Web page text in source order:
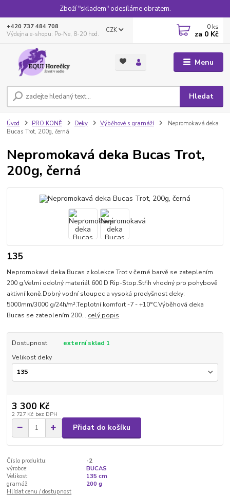
Zboží "skladem" odesíláme obratem.
Menu
CZK
Hledat
+420 737 484 708
Výdejna e-shopu: Po-Ne, 8-20 hod.
0 ks
za 0 Kč
Úvod PRO KONĚ Deky Výběhové s gramáží
Nepromokavá deka
Bucas Trot, 200g, černá
Nepromokavá deka Bucas Trot,
200g, černá
135
Nepromokavá deka Bucas z kolekce Trot v černé barvě se zateplením
200 g.Velmi odolný materiál 600 D Rip-Stop.Střih vhodný pro pohybově
aktivní koně.Dobrý vodní sloupec a vysoká prodyšnost deky:
5000mm/3000 g/24h/m².Teplotní komfort -7 - +10°C.Výběhová deka
Bucas se zateplením 200... celý popis
Dostupnost
externí sklad 1
Velikost deky
3 300 Kč
2 727 Kč bez DPH
Přidat do košíku
Číslo produktu:
-2
výrobce:
BUCAS
Velikost:
135 cm
gramáž:
200 g
Hlídat cenu / dostupnost